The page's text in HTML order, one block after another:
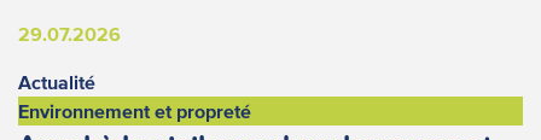
29.07.2026
Actualité
Environnement et propreté